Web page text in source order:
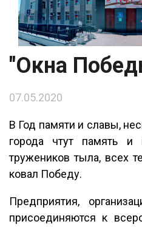
"Окна
07.05.2020
В Год памяти и славы,
города чтут память и
тружеников тыла, всех
ковал Победу.
Предприятия,
присоединяются к